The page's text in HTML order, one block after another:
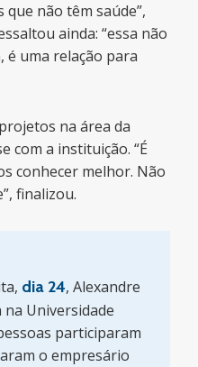
não têm saúde”,
ainda: “essa não
é uma relação para
na área da
com a instituição. “É
conhecer melhor. Não
finalizou.
dia 24, Alexandre
Universidade
participaram
o empresário